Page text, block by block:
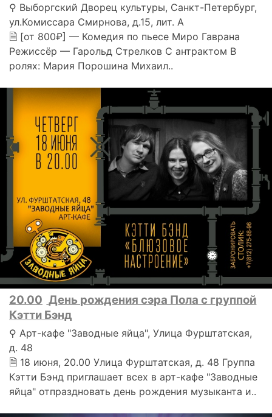
⚲ Выборгский Дворец культуры, Санкт-Петербург,
ул.Комиссара Смирнова, д.15, лит. А
🗎 [от 800₽] — Комедия по пьесе Миро Гаврана
Режиссёр — Гарольд Стрелков С антрактом В
ролях: Мария Порошина Михаил..
20.00 День рождения сэра Пола с группой
Кэтти Бэнд
⚲ Арт-кафе "Заводные яйца", Улица Фурштатская,
д. 48
🗎 18 июня, 20.00 Улица Фурштатская, д. 48 Группа
Кэтти Бэнд приглашает всех в арт-кафе "Заводные
яйца" отпраздновать день рождения музыканта и..